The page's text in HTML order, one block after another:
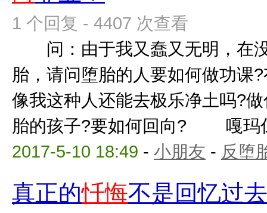
1 个回复 - 4407 次查看
问：由于我又蠢又无明，在
胎，请问堕胎的人要如何做功课
像我这种人还能去极乐净土吗?
胎的孩子?要如何回向? 嘎玛
2017-5-10 18:49 - 小朋友 - 反堕
真正的忏悔不是回忆过